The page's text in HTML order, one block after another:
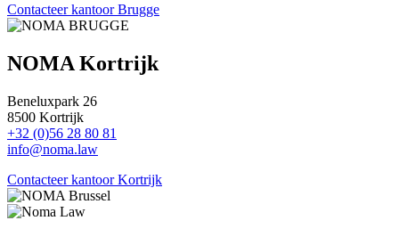
Contacteer kantoor Brugge
NOMA Kortrijk
Beneluxpark 26
8500 Kortrijk
+32 (0)56 28 80 81
info@noma.law
Contacteer kantoor Kortrijk